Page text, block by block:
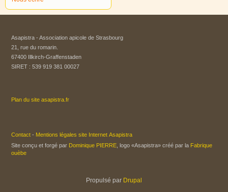
Asapistra - Association apicole de Strasbourg​
21, rue du romarin.
67400 Illkirch-Graffenstaden
SIRET : 539 919 381 00027
Plan du site asapistra.fr
Contact - Mentions légales site Internet Asapistra
Site conçu et forgé par Dominique PIERRE , logo «Asapistra» créé par la Fabrique
ouèbe
Propulsé par Drupal